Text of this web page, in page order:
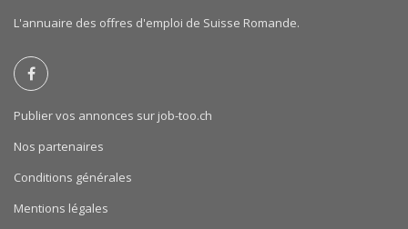
L'annuaire des offres d'emploi de Suisse Romande.
Publier vos annonces sur job-too.ch
Nos partenaires
Conditions générales
Mentions légales